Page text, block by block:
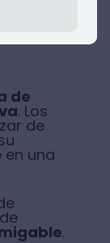
de
. Los
de
en una
.